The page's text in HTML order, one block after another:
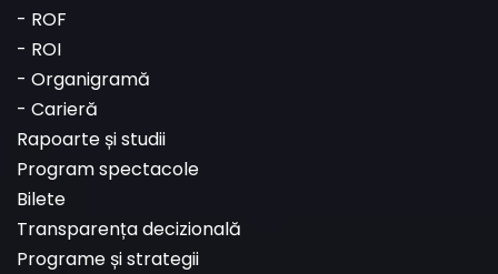
- ROF
- ROI
- Organigramă
- Carieră
Rapoarte și studii
Program spectacole
Bilete
Transparența decizională
Programe și strategii